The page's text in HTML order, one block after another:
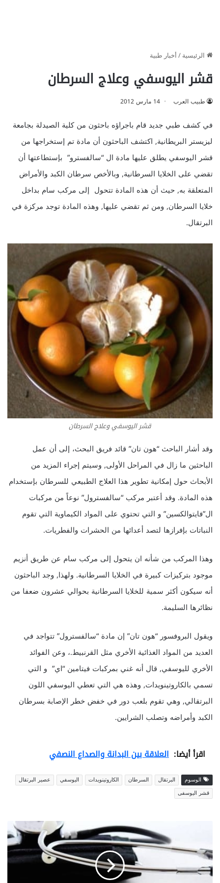
الرئيسية/أخبار طبية
قشر اليوسفي وعلاج السرطان
طبيب العرب 14 مارس 2012
في كشف طبي جديد قام باجراؤه باحثون من كلية الصيدلة بجامعة
ليزيستر البريطانية,‏ اكتشف الباحثون أن مادة تم إستخراجها من
قشر اليوسفي يطلق عليها مادة ال‏ “سالفسترو‏”‏ بإستطاعتها أن
تقضي على الخلايا السرطانية‏, وبالأخص سرطان الكبد والأمراض
المتعلقة به,‏ حيث أن هذه المادة تتحول إلى مركب سام بداخل
خلايا السرطان‏,‏ ومن ثم تقضي عليها‏,‏ وهذه المادة توجد مركزة في
البرتقال‏.
قشر اليوسفي وعلاج السرطان
وقد أشار الباحث “هون تان”‏ قائد فريق البحث، إلى أن عمل
الباحثين ما زال في المراحل الأولى‏,‏ وسيتم إجراء المزيد من
الأبحاث حول إمكانية تطوير هذا العلاج الطبيعي للسرطان‏ ‏بإستخدام
هذه المادة‏.‏ وقد أعتبر مركب “سالفسترول” نوعاً من مركبات
ال”فايتوالكسين” و التي تحتوي على المواد الكيماوية التي تقوم
النباتات بإفرازها لتصد أعدائها من الحشرات والفطريات‏.
وهذا المركب من شأنه ان يتحول إلى مركب سام عن طريق أنزيم
موجود بتركيزات كبيرة في الخلايا السرطانية.‏ ولهذا‏,‏ وجد الباحثون
أنه سيكون أكثر سمية للخلايا السرطانية بحوالي عشرون ضعفا من
نظائرها السليمة.
ويقول البروفسور “هون تان” إن مادة “سالفسترول” تتواجد في
العديد من المواد الغذائية الأخري مثل القرنبيط‏.، وعن الفوائد
الأخري لليوسفي‏, ‏قال أنه غني بمركبات فيتامين “اي” و التي
تسمي بالكاروتينويدات‏,‏ وهذه هي التي تعطي اليوسفي اللون
البرتقالي‏,‏ وهي تقوم بلعب دور في خفض خطر الإصابة بسرطان
الكبد وأمراضه وتصلب الشرايين‏.
اقرأ أيضا: العلاقة بين البدانة والصداع النصفي
الوسوم البرتقال السرطان الكاروتينويدات‏ اليوسفي
عصير البرتقال
قشر اليوسفى
ر
ر
م
ن